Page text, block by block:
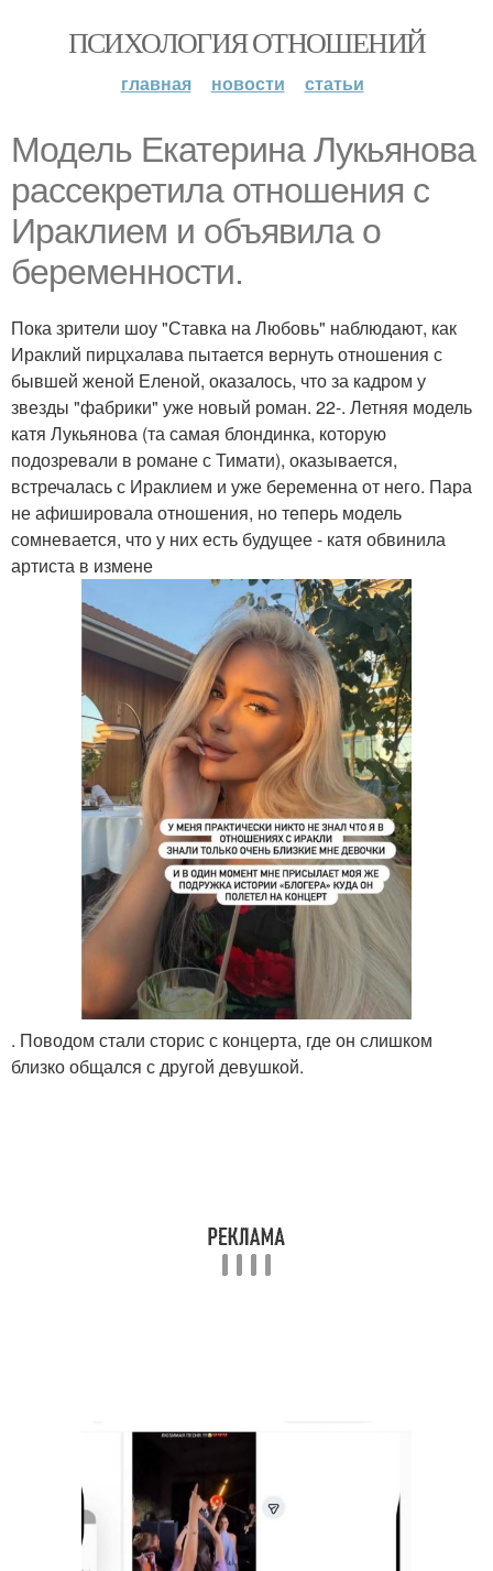
ПСИХОЛОГИЯ ОТНОШЕНИЙ
главная новости статьи
Модель Екатерина Лукьянова
рассекретила отношения с
Ираклием и объявила о
беременности.
Пока зрители шоу "Ставка на Любовь" наблюдают, как
Ираклий пирцхалава пытается вернуть отношения с
бывшей женой Еленой, оказалось, что за кадром у
звезды "фабрики" уже новый роман. 22-. Летняя модель
катя Лукьянова (та самая блондинка, которую
подозревали в романе с Тимати), оказывается,
встречалась с Ираклием и уже беременна от него. Пара
не афишировала отношения, но теперь модель
сомневается, что у них есть будущее - катя обвинила
артиста в измене
. Поводом стали сторис с концерта, где он слишком
близко общался с другой девушкой.